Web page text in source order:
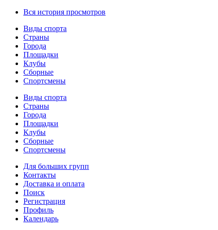
Вся история просмотров
Виды спорта
Страны
Города
Площадки
Клубы
Сборные
Спортсмены
Виды спорта
Страны
Города
Площадки
Клубы
Сборные
Спортсмены
Для больших групп
Контакты
Доставка и оплата
Поиск
Регистрация
Профиль
Календарь